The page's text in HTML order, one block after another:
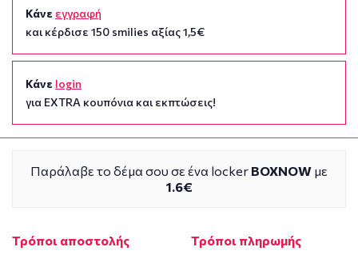
Κάνε εγγραφή
και κέρδισε 150 smilies αξίας 1,5€
Κάνε login
για EXTRA κουπόνια και εκπτώσεις!
Παράλαβε το δέμα σου σε ένα locker BOXNOW με
1.6€
Τρόποι αποστολής Τρόποι πληρωμής